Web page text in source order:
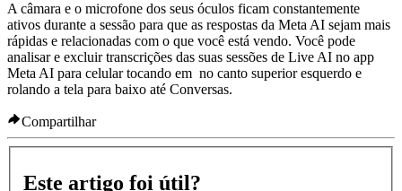
A câmara e o microfone dos seus óculos ficam constantemente
ativos durante a sessão para que as respostas da Meta AI sejam mais
rápidas e relacionadas com o que você está vendo. Você pode
analisar e excluir transcrições das suas sessões de Live AI no app
Meta AI para celular tocando em no canto superior esquerdo e
rolando a tela para baixo até Conversas.
Compartilhar
Este artigo foi útil?